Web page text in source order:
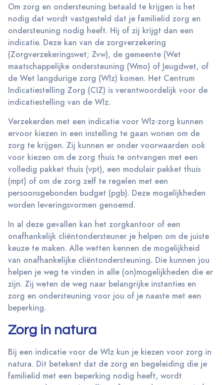
Om zorg en ondersteuning betaald te krijgen is het
nodig dat wordt vastgesteld dat je familielid zorg en
ondersteuning nodig heeft. Hij of zij krijgt dan een
indicatie. Deze kan van de zorgverzekering
(Zorgverzekeringswet; Zvw), de gemeente (Wet
maatschappelijke ondersteuning (Wmo) of Jeugdwet, of
de Wet langdurige zorg (Wlz) komen. Het Centrum
Indicatiestelling Zorg (CIZ) is verantwoordelijk voor de
indicatiestelling van de Wlz.
Verzekerden met een indicatie voor Wlz‐zorg kunnen
ervoor kiezen in een instelling te gaan wonen om de
zorg te krijgen. Zij kunnen er onder voorwaarden ook
voor kiezen om de zorg thuis te ontvangen met een
volledig pakket thuis (vpt), een modulair pakket thuis
(mpt) of om de zorg zelf te regelen met een
persoonsgebonden budget (pgb). Deze mogelijkheden
worden leveringsvormen genoemd.
In al deze gevallen kan het zorgkantoor of een
onafhankelijk cliëntondersteuner je helpen om de juiste
keuze te maken. Alle wetten kennen de mogelijkheid
van onafhankelijke cliëntondersteuning. Die kunnen jou
helpen je weg te vinden in alle (on)mogelijkheden die er
zijn. Zij weten de weg naar belangrijke instanties en
zorg en ondersteuning voor jou of je naaste met een
beperking.
Zorg in natura
Bij een indicatie voor de Wlz kun je kiezen voor zorg in
natura. Dit betekent dat de zorg en begeleiding die je
familielid met een beperking nodig heeft, wordt